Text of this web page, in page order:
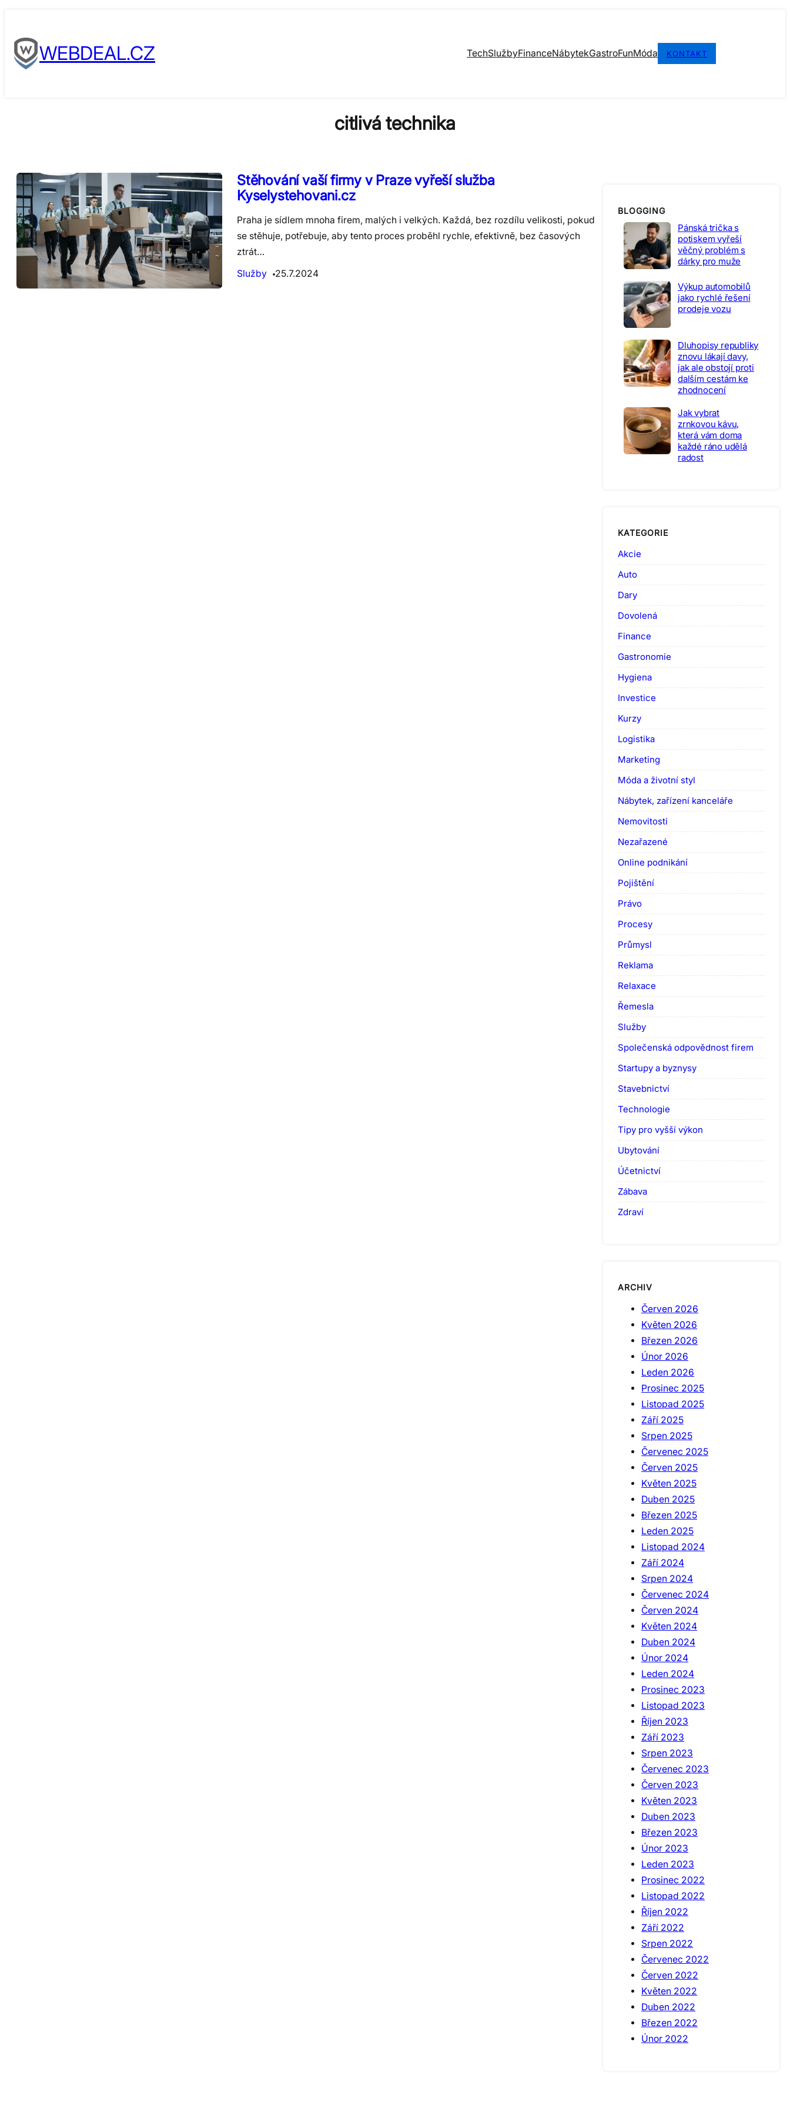
contentWEBDEAL.CZ TechSlužbyFinanceNábytekGastroFunMóda KONTAKT
citlivá technika
Stěhování vaší firmy v Praze vyřeší služba
Kyselystehovani.cz
Praha je sídlem mnoha firem, malých i velkých. Každá, bez rozdílu velikosti, pokud
se stěhuje, potřebuje, aby tento proces proběhl rychle, efektivně, bez časových
ztrát…
Služby
25.7.2024
BLOGGING
Pánská trička s
potiskem vyřeší
věčný problém s
dárky pro muže
Výkup automobilů
jako rychlé řešení
prodeje vozu
Dluhopisy republiky
znovu lákají davy,
jak ale obstojí proti
dalším cestám ke
zhodnocení
Jak vybrat
zrnkovou kávu,
která vám doma
každé ráno udělá
radost
KATEGORIE
Akcie
Auto
Dary
Dovolená
Finance
Gastronomie
Hygiena
Investice
Kurzy
Logistika
Marketing
Móda a životní styl
Nábytek, zařízení kanceláře
Nemovitosti
Nezařazené
Online podnikání
Pojištění
Právo
Procesy
Průmysl
Reklama
Relaxace
Řemesla
Služby
Společenská odpovědnost firem
Startupy a byznysy
Stavebnictví
Technologie
Tipy pro vyšší výkon
Ubytování
Účetnictví
Zábava
Zdraví
ARCHIV
Červen 2026
Květen 2026
Březen 2026
Únor 2026
Leden 2026
Prosinec 2025
Listopad 2025
Září 2025
Srpen 2025
Červenec 2025
Červen 2025
Květen 2025
Duben 2025
Březen 2025
Leden 2025
Listopad 2024
Září 2024
Srpen 2024
Červenec 2024
Červen 2024
Květen 2024
Duben 2024
Únor 2024
Leden 2024
Prosinec 2023
Listopad 2023
Říjen 2023
Září 2023
Srpen 2023
Červenec 2023
Červen 2023
Květen 2023
Duben 2023
Březen 2023
Únor 2023
Leden 2023
Prosinec 2022
Listopad 2022
Říjen 2022
Září 2022
Srpen 2022
Červenec 2022
Červen 2022
Květen 2022
Duben 2022
Březen 2022
Únor 2022